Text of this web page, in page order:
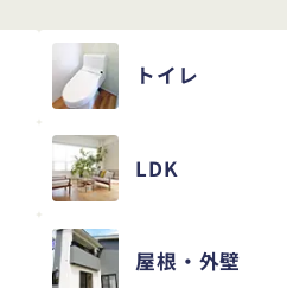
トイレ
LDK
屋根・外壁